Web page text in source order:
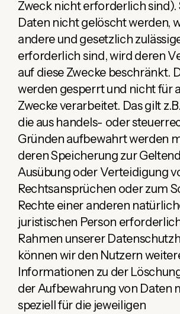
Zweck nicht erforderlich sind).
Daten nicht gelöscht werden,
andere und gesetzlich
erforderlich sind, wird deren
auf diese Zwecke beschränkt.
werden gesperrt und nicht für
Zwecke verarbeitet. Das gilt
die aus handels- oder
Gründen aufbewahrt werden
deren Speicherung zur
Ausübung oder Verteidigung
Rechtsansprüchen oder zum
Rechte einer anderen
juristischen Person
Rahmen unserer
können wir den Nutzern
Informationen zu der
der Aufbewahrung von Daten
speziell für die jeweiligen